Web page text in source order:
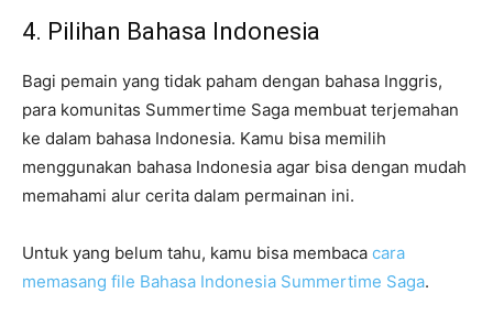
4. Pilihan Bahasa Indonesia
Bagi pemain yang tidak paham dengan bahasa Inggris,
para komunitas Summertime Saga membuat terjemahan
ke dalam bahasa Indonesia. Kamu bisa memilih
menggunakan bahasa Indonesia agar bisa dengan mudah
memahami alur cerita dalam permainan ini.
Untuk yang belum tahu, kamu bisa membaca cara
memasang file Bahasa Indonesia Summertime Saga.